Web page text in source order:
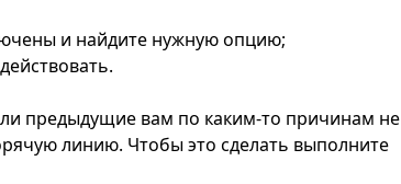
и найдите нужную опцию;
предыдущие вам по каким-то причинам не
линию. Чтобы это сделать выполните